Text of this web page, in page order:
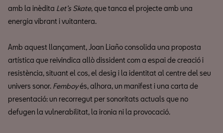
amb la inèdita Let’s Skate, que tanca el projecte amb una
energia vibrant i vuitantera.
Amb aquest llançament, Joan Liaño consolida una proposta
artística que reivindica allò dissident com a espai de creació i
resistència, situant el cos, el desig i la identitat al centre del seu
univers sonor. Femboyés, alhora, un manifest i una carta de
presentació: un recorregut per sonoritats actuals que no
defugen la vulnerabilitat, la ironia ni la provocació.